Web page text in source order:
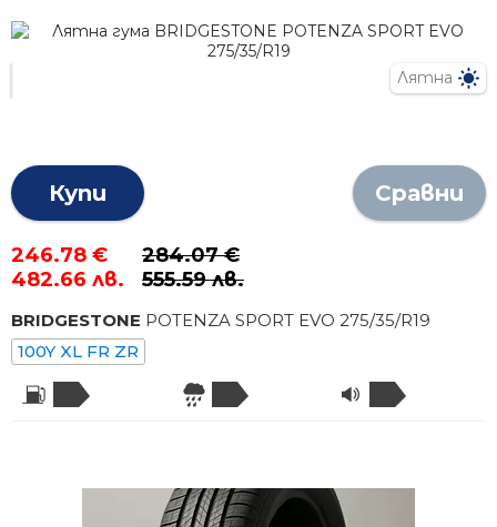
Лятна
Купи Сравни
246.78 €
482.66 лв.
284.07 €
555.59 лв.
BRIDGESTONE POTENZA SPORT EVO 275/35/R19
100Y XL FR ZR